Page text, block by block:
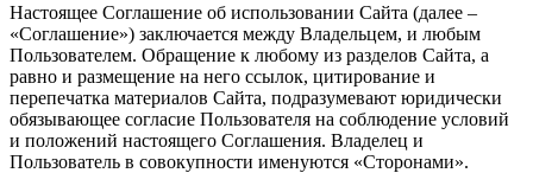
Настоящее Соглашение об использовании Сайта (далее –
«Соглашение») заключается между Владельцем, и любым
Пользователем. Обращение к любому из разделов Сайта, а
равно и размещение на него ссылок, цитирование и
перепечатка материалов Сайта, подразумевают юридически
обязывающее согласие Пользователя на соблюдение условий
и положений настоящего Соглашения. Владелец и
Пользователь в совокупности именуются «Сторонами».